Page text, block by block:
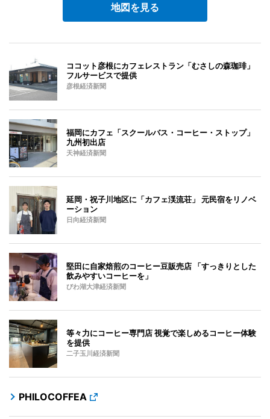
地図を見る
ココット彦根にカフェレストラン「むさしの森珈琲」
フルサービスで提供
彦根経済新聞
福岡にカフェ「スクールバス・コーヒー・ストップ」
九州初出店
天神経済新聞
延岡・祝子川地区に「カフェ渓流荘」 元民宿をリノベ
ーション
日向経済新聞
堅田に自家焙煎のコーヒー豆販売店 「すっきりとした
飲みやすいコーヒーを」
びわ湖大津経済新聞
等々力にコーヒー専門店 視覚で楽しめるコーヒー体験
を提供
二子玉川経済新聞
PHILOCOFFEA